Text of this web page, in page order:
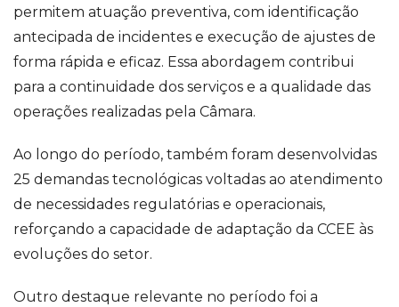
permitem atuação preventiva, com identificação
antecipada de incidentes e execução de ajustes de
forma rápida e eficaz. Essa abordagem contribui
para a continuidade dos serviços e a qualidade das
operações realizadas pela Câmara.
Ao longo do período, também foram desenvolvidas
25 demandas tecnológicas voltadas ao atendimento
de necessidades regulatórias e operacionais,
reforçando a capacidade de adaptação da CCEE às
evoluções do setor.
Outro destaque relevante no período foi a